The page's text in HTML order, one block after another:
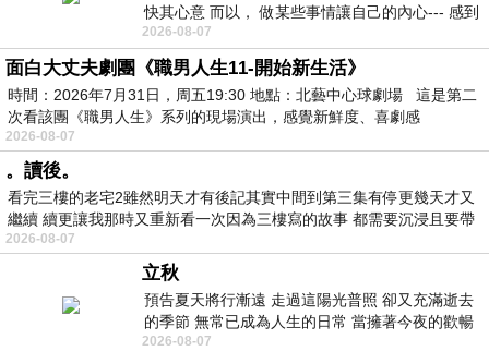
快其心意 而以， 做某些事情讓自己的內心--- 感到
愉快。
2026-08-07
面白大丈夫劇團《職男人生11-開始新生活》
時間：2026年7月31日，周五19:30 地點：北藝中心球劇場 這是第二
次看該團《職男人生》系列的現場演出，感覺新鮮度、喜劇感
2026-08-07
。讀後。
看完三樓的老宅2雖然明天才有後記其實中間到第三集有停更幾天才又
繼續 續更讓我那時又重新看一次因為三樓寫的故事 都需要沉浸且要帶
有
2026-08-07
立秋
預告夏天將行漸遠 走過這陽光普照 卻又充滿逝去
的季節 無常已成為人生的日常 當擁著今夜的歡暢
舒心 轉眼驟成昨日 而明晨 太陽
2026-08-07